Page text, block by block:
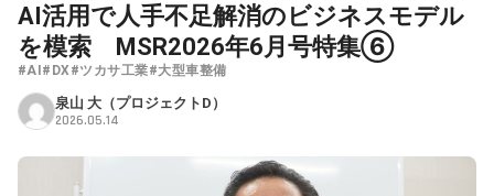
AI活用で人手不足解消のビジネスモデル
を模索 MSR2026年6月号特集⑥
#AI #DX#ツカサ工業#大型車整備
泉山 大（プロジェクトD）
2026.05.14